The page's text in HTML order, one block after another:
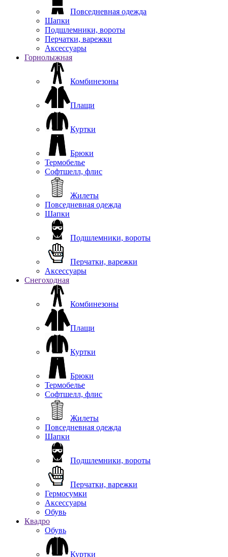
Повседневная одежда
Шапки
Подшлемники, вороты
Перчатки, варежки
Аксессуары
Горнолыжная
Комбинезоны
Плащи
Куртки
Брюки
Термобелье
Софтшелл, флис
Жилеты
Повседневная одежда
Шапки
Подшлемники, вороты
Перчатки, варежки
Аксессуары
Снегоходная
Комбинезоны
Плащи
Куртки
Брюки
Термобелье
Софтшелл, флис
Жилеты
Повседневная одежда
Шапки
Подшлемники, вороты
Перчатки, варежки
Гермосумки
Аксессуары
Обувь
Квадро
Обувь
Куртки